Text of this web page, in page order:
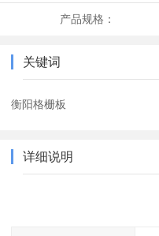
产品规格：
关键词
衡阳格栅板
详细说明